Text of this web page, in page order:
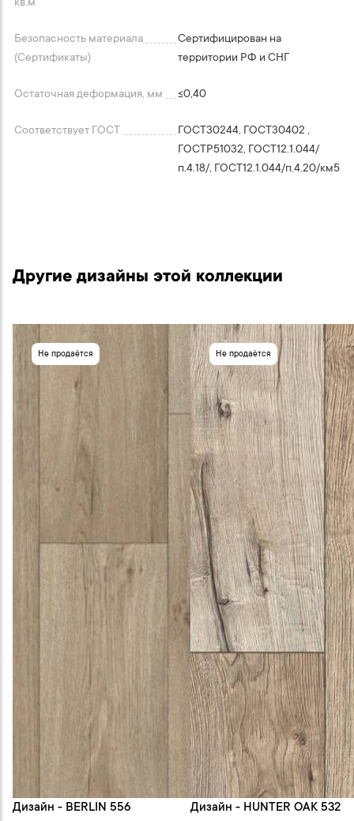
кв.м
Безопасность материала
(Сертификаты)
Сертифицирован на
территории РФ и СНГ
Остаточная деформация, мм ≤0,40
Соответствует ГОСТ
ГОСТ30244, ГОСТ30402 ,
ГОСТP51032, ГОСТ12.1.044/
п.4.18/, ГОСТ12.1.044/п.4.20/км5
Другие дизайны этой коллекции
Не продаётся
Дизайн - BERLIN 556
Не продаётся
Дизайн - HUNTER OAK 532